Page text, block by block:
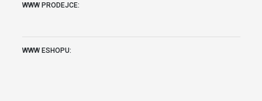
WWW PRODEJCE:
WWW ESHOPU: